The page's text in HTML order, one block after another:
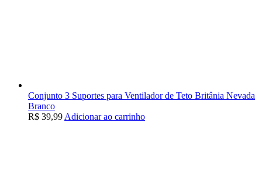
Conjunto 3 Suportes para Ventilador de Teto Britânia Nevada
Branco
R$ 39,99Adicionar ao carrinho